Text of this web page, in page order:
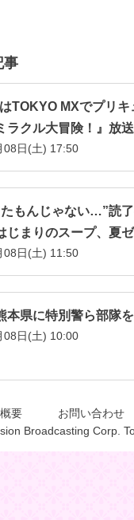
事
TOKYO MXでプリ
ラクル大冒険！』放
リキュア！』イベント
08日(土) 17:50
もんじゃない…”読
じまりのスープ、夏ゼ
08日(土) 11:50
本県に特別警ら部隊
08日(土) 10:00
要
お問い合わせ
Broadcasting Corp.